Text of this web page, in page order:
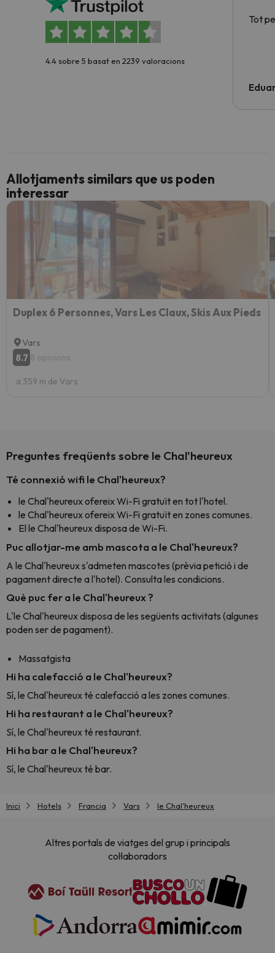
4.4 sobre 5 basat en 2239 valoracions
Tot
Allotjaments similars que us poden
interessar
Duplex 6 Personnes, Vars Les Claux, Skis Aux Pieds
Vars
8.7 8 opinions
a 359 m de Vars
Preguntes freqüents sobre le Chal'heureux
Té connexió wifi le Chal'heureux?
le Chal'heureux ofereix Wi-Fi gratuït en tot l'hotel.
le Chal'heureux ofereix Wi-Fi gratuït en zones comunes.
El le Chal'heureux disposa de Wi-Fi.
Puc allotjar-me amb mascota a le Chal'heureux?
A le Chal'heureux s'admeten mascotes (prèvia petició i de
pagament directe a l'hotel). Consulta les condicions.
Què puc fer a le Chal'heureux ?
L'le Chal'heureux disposa de les següents activitats (algunes
poden ser de pagament).
Massatgista
Hi ha calefacció a le Chal'heureux?
Sí, le Chal'heureux té calefacció a les zones comunes.
Hi ha restaurant a le Chal'heureux?
Sí, le Chal'heureux té restaurant.
Hi ha bar a le Chal'heureux?
Sí, le Chal'heureux té bar.
Inici Hotels Francia Vars le Chal'heureux
Altres portals de viatges del grup i principals
col·laboradors